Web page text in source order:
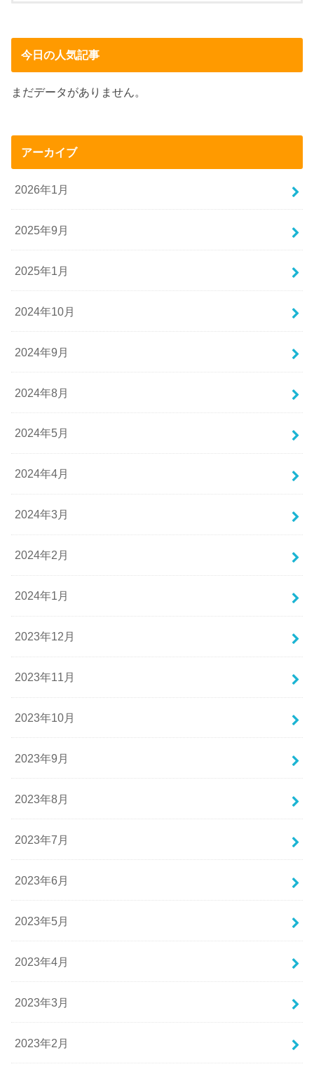
今日の人気記事
まだデータがありません。
アーカイブ
2026年1月
2025年9月
2025年1月
2024年10月
2024年9月
2024年8月
2024年5月
2024年4月
2024年3月
2024年2月
2024年1月
2023年12月
2023年11月
2023年10月
2023年9月
2023年8月
2023年7月
2023年6月
2023年5月
2023年4月
2023年3月
2023年2月